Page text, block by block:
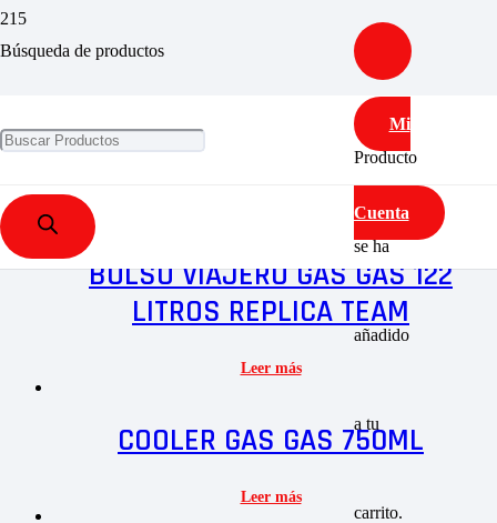
Búsqueda de productos
Producto
se ha
añadido
a tu
carrito.
Mi
Cuenta
Mostrando 1–10 de 17 resultados
BOLSO VIAJERO GAS GAS 122
LITROS REPLICA TEAM
Leer más
COOLER GAS GAS 750ML
Leer más